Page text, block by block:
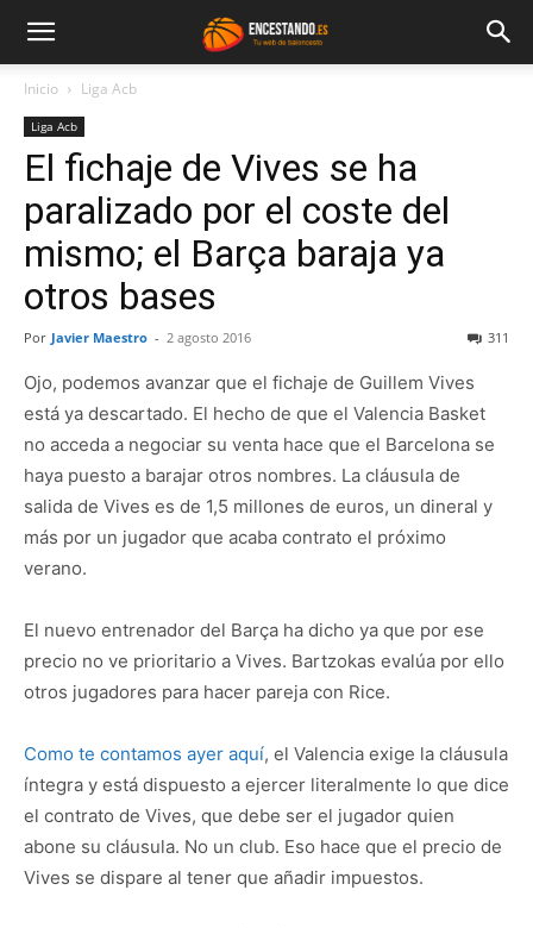
Inicio Liga Acb
Liga Acb
El fichaje de Vives se ha
paralizado por el coste del
mismo; el Barça baraja ya
otros bases
Por Javier Maestro - 2 agosto 2016 311
Ojo, podemos avanzar que el fichaje de Guillem Vives
está ya descartado. El hecho de que el Valencia Basket
no acceda a negociar su venta hace que el Barcelona se
haya puesto a barajar otros nombres. La cláusula de
salida de Vives es de 1,5 millones de euros, un dineral y
más por un jugador que acaba contrato el próximo
verano.
El nuevo entrenador del Barça ha dicho ya que por ese
precio no ve prioritario a Vives. Bartzokas evalúa por ello
otros jugadores para hacer pareja con Rice.
Como te contamos ayer aquí, el Valencia exige la cláusula
íntegra y está dispuesto a ejercer literalmente lo que dice
el contrato de Vives, que debe ser el jugador quien
abone su cláusula. No un club. Eso hace que el precio de
Vives se dispare al tener que añadir impuestos.